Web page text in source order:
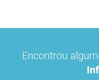
Encontrou